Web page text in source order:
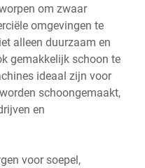
om zwaar
omgevingen te
alleen duurzaam en
gemakkelijk schoon te
ideaal zijn voor
schoongemaakt,
en
voor soepel,